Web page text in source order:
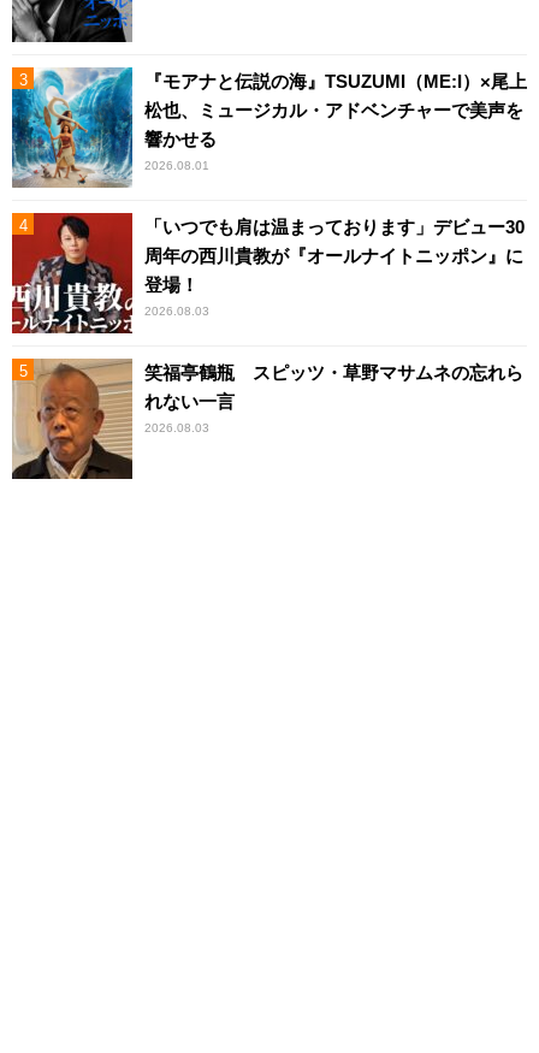
『モアナと伝説の海』TSUZUMI（ME:I）×尾上
松也、ミュージカル・アドベンチャーで美声を
響かせる
2026.08.01
「いつでも肩は温まっております」デビュー30
周年の西川貴教が『オールナイトニッポン』に
登場！
2026.08.03
笑福亭鶴瓶 スピッツ・草野マサムネの忘れら
れない一言
2026.08.03